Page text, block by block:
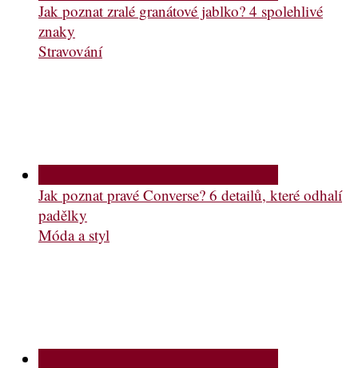
Jak poznat zralé granátové jablko? 4 spolehlivé
znaky
Stravování
Jak poznat pravé Converse? 6 detailů, které odhalí
padělky
Móda a styl